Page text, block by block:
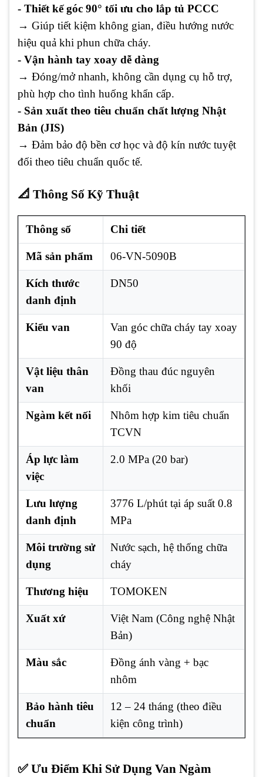
- Thiết kế góc 90° tối ưu cho lắp tủ PCCC
→ Giúp tiết kiệm không gian, điều hướng nước
hiệu quả khi phun chữa cháy.
- Vận hành tay xoay dễ dàng
→ Đóng/mở nhanh, không cần dụng cụ hỗ trợ,
phù hợp cho tình huống khẩn cấp.
- Sản xuất theo tiêu chuẩn chất lượng Nhật
Bản (JIS)
→ Đảm bảo độ bền cơ học và độ kín nước tuyệt
đối theo tiêu chuẩn quốc tế.
📐 Thông Số Kỹ Thuật
Thông số Chi tiết
Mã sản phẩm 06-VN-5090B
Kích thước
danh định
DN50
Kiểu van
Van góc chữa cháy tay xoay
90 độ
Vật liệu thân
van
Đồng thau đúc nguyên
khối
Ngàm kết nối
Nhôm hợp kim tiêu chuẩn
TCVN
Áp lực làm
việc
2.0 MPa (20 bar)
Lưu lượng
danh định
3776 L/phút tại áp suất 0.8
MPa
Môi trường sử
dụng
Nước sạch, hệ thống chữa
cháy
Thương hiệu TOMOKEN
Xuất xứ
Việt Nam (Công nghệ Nhật
Bản)
Màu sắc
Đồng ánh vàng + bạc
nhôm
Bảo hành tiêu
chuẩn
12 – 24 tháng (theo điều
kiện công trình)
✅ Ưu Điểm Khi Sử Dụng Van Ngàm